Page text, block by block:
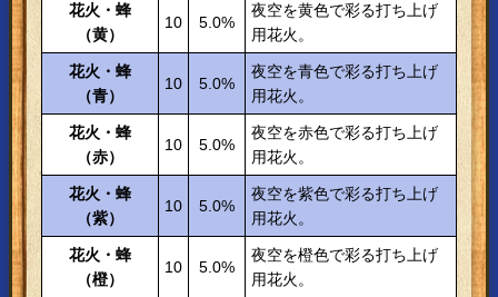
花火・蜂
（黄）
10 5.0%
夜空を黄色で彩る打ち上げ
用花火。
花火・蜂
（青）
10 5.0%
夜空を青色で彩る打ち上げ
用花火。
花火・蜂
（赤）
10 5.0%
夜空を赤色で彩る打ち上げ
用花火。
花火・蜂
（紫）
10 5.0%
夜空を紫色で彩る打ち上げ
用花火。
花火・蜂
（橙）
10 5.0%
夜空を橙色で彩る打ち上げ
用花火。